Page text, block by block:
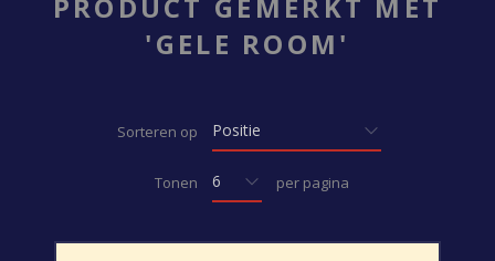
'GELE ROOM'
Sorteren op
Tonen per pagina